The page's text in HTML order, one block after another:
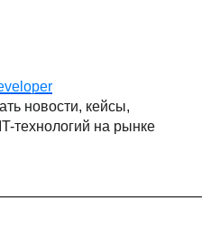
новости, кейсы,
технологий на рынке